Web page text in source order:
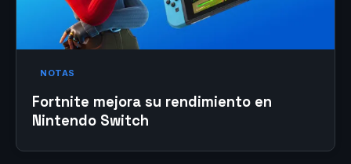
NOTAS
Fortnite mejora su rendimiento en
Nintendo Switch